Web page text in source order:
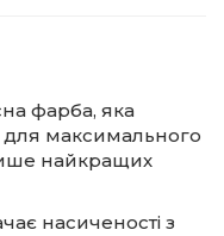
фарба, яка
максимального
найкращих
насиченості з